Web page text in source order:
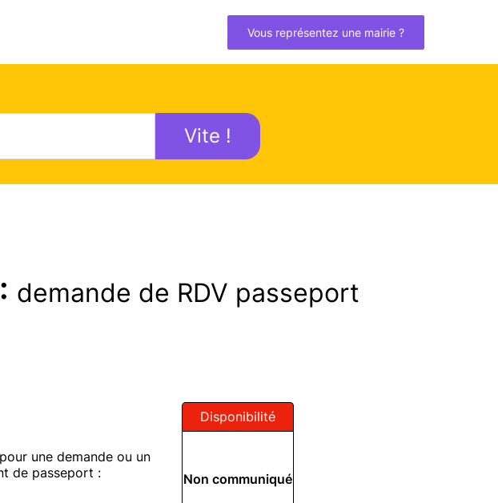
Vous représentez une mairie ?
Vite !
demande de RDV passeport
une demande ou un
de passeport :
Disponibilité
Non communiqué